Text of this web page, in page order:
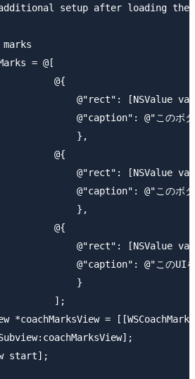
marks
= @[
@{
@"rect": [NSValue
@"caption": @"このボタ
},
@{
@"rect": [NSValue
@"caption": @"このボタ
},
@{
@"rect": [NSValue
@"caption": @"このUIを
}
];
*coachMarksView =
start];